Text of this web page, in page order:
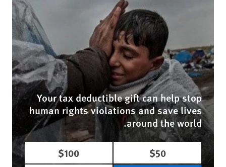
Your tax deductible gift can help stop
human rights violations and save lives
around the world.
$50
$100